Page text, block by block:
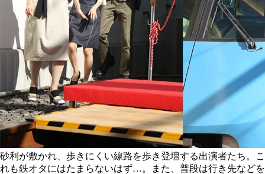
砂利が敷かれ、歩きにくい線路を歩き登壇する出演者たち。こ
れも鉄オタにはたまらないはず…。また、普段は行き先などを